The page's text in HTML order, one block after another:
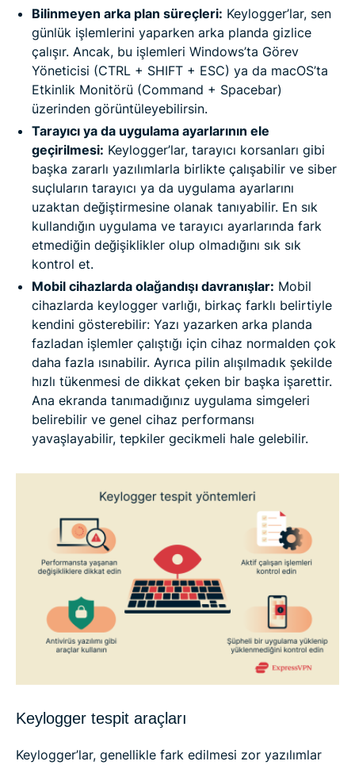
Bilinmeyen arka plan süreçleri: Keylogger’lar, sen
günlük işlemlerini yaparken arka planda gizlice
çalışır. Ancak, bu işlemleri Windows’ta Görev
Yöneticisi (CTRL + SHIFT + ESC) ya da macOS’ta
Etkinlik Monitörü (Command + Spacebar)
üzerinden görüntüleyebilirsin.
Tarayıcı ya da uygulama ayarlarının ele
geçirilmesi: Keylogger’lar, tarayıcı korsanları gibi
başka zararlı yazılımlarla birlikte çalışabilir ve siber
suçluların tarayıcı ya da uygulama ayarlarını
uzaktan değiştirmesine olanak tanıyabilir. En sık
kullandığın uygulama ve tarayıcı ayarlarında fark
etmediğin değişiklikler olup olmadığını sık sık
kontrol et.
Mobil cihazlarda olağandışı davranışlar: Mobil
cihazlarda keylogger varlığı, birkaç farklı belirtiyle
kendini gösterebilir: Yazı yazarken arka planda
fazladan işlemler çalıştığı için cihaz normalden çok
daha fazla ısınabilir. Ayrıca pilin alışılmadık şekilde
hızlı tükenmesi de dikkat çeken bir başka işarettir.
Ana ekranda tanımadığınız uygulama simgeleri
belirebilir ve genel cihaz performansı
yavaşlayabilir, tepkiler gecikmeli hale gelebilir.
Keylogger tespit araçları
Keylogger’lar, genellikle fark edilmesi zor yazılımlar